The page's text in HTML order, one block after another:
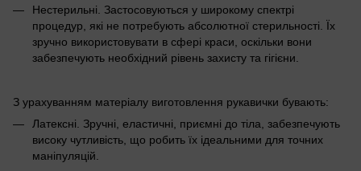
Нестерильні. Застосовуються у широкому спектрі
процедур, які не потребують абсолютної стерильності. Їх
зручно використовувати в сфері краси, оскільки вони
забезпечують необхідний рівень захисту та гігієни.
З урахуванням матеріалу виготовлення рукавички бувають:
Латексні. Зручні, еластичні, приємні до тіла, забезпечують
високу чутливість, що робить їх ідеальними для точних
маніпуляцій.